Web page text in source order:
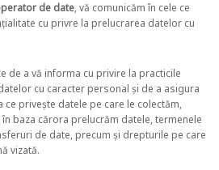
de date, vă comunicăm în cele ce
cu privre la prelucrarea datelor cu
de a vă informa cu privire la practicile
cu caracter personal și de a asigura
ce privește datele pe care le colectăm,
baza cărora prelucrăm datele, termenele
de date, precum și drepturile pe care
vizată.